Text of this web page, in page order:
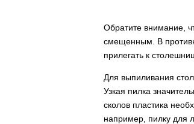
Обратите внимание,
смещенным. В
прилегать к
Для выпиливания
Узкая пилка
сколов пластика
например, пилку для